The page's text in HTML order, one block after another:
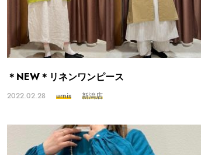
＊NEW＊リネンワンピース
2022.02.28 urnis 新潟店